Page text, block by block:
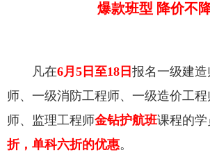
爆款班型 降价不
凡在6月5日至18日 报名一级建
师、一级消防工程师、一级造价工
师、监理工程师金钻护航班课程的学
折，单科六折的优惠。